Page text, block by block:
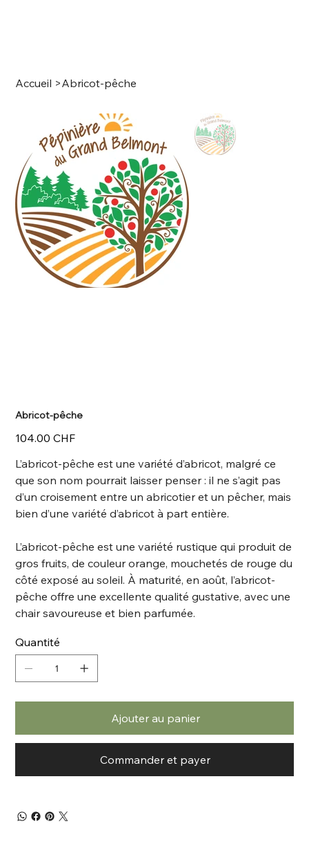
Accueil >Abricot-pêche
Abricot-pêche
Prix
104.00 CHF
L’abricot-pêche est une variété d’abricot, malgré ce
que son nom pourrait laisser penser : il ne s’agit pas
d’un croisement entre un abricotier et un pêcher, mais
bien d’une variété d’abricot à part entière.
L’abricot-pêche est une variété rustique qui produit de
gros fruits, de couleur orange, mouchetés de rouge du
côté exposé au soleil. À maturité, en août, l’abricot-
pêche offre une excellente qualité gustative, avec une
chair savoureuse et bien parfumée.
Quantité
Ajouter au panier
Commander et payer